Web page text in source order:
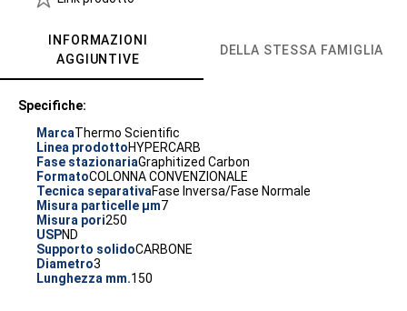
INFORMAZIONI
AGGIUNTIVE
DELLA STESSA FAMIGLIA
Specifiche:
MarcaThermo Scientific
Linea prodottoHYPERCARB
Fase stazionariaGraphitized Carbon
FormatoCOLONNA CONVENZIONALE
Tecnica separativaFase Inversa/Fase Normale
Misura particelle µm7
Misura pori250
USPND
Supporto solidoCARBONE
Diametro3
Lunghezza mm.150